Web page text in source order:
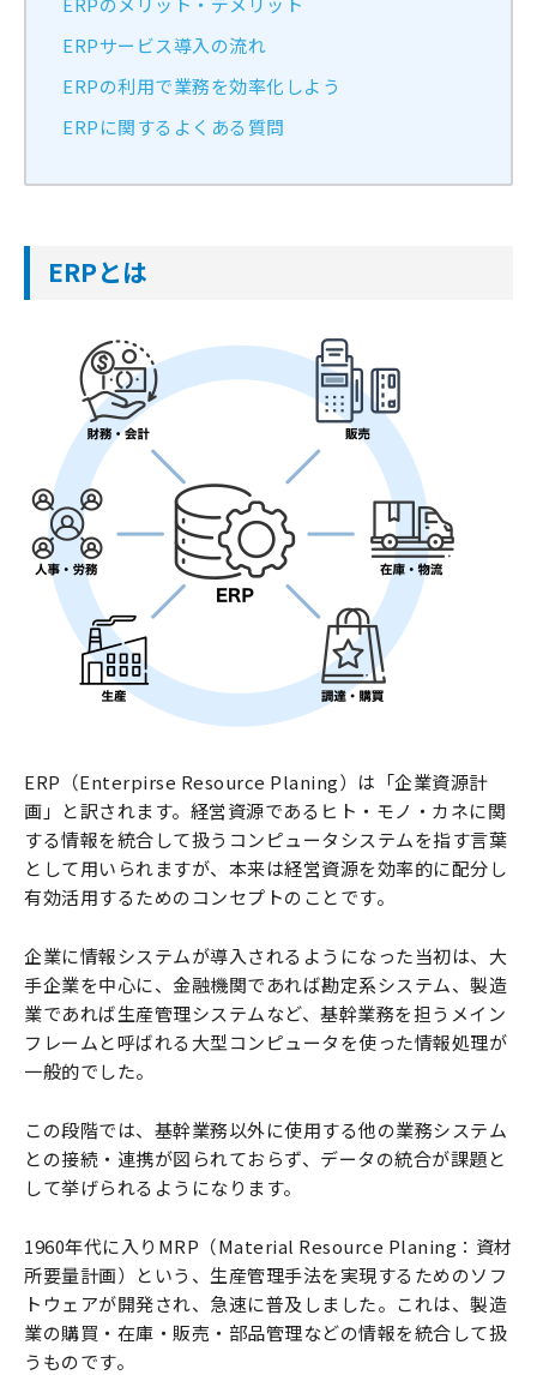
ERPサービス導入の流れ
ERPの利用で業務を効率化しよう
ERPに関するよくある質問
ERPとは
ERP（Enterpirse Resource Planing）は「企業資源計
画」と訳されます。経営資源であるヒト・モノ・カネに関
する情報を統合して扱うコンピュータシステムを指す言葉
として用いられますが、本来は経営資源を効率的に配分し
有効活用するためのコンセプトのことです。
企業に情報システムが導入されるようになった当初は、大
手企業を中心に、金融機関であれば勘定系システム、製造
業であれば生産管理システムなど、基幹業務を担うメイン
フレームと呼ばれる大型コンピュータを使った情報処理が
一般的でした。
この段階では、基幹業務以外に使用する他の業務システム
との接続・連携が図られておらず、データの統合が課題と
して挙げられるようになります。
1960年代に入りMRP（Material Resource Planing：資材
所要量計画）という、生産管理手法を実現するためのソフ
トウェアが開発され、急速に普及しました。これは、製造
業の購買・在庫・販売・部品管理などの情報を統合して扱
うものです。